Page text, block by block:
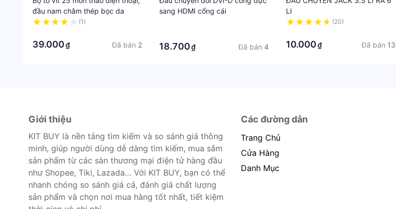
đầu nam châm thép bọc da
(1)
39.000₫ Đã bán 2
sang HDMI cổng cái
18.700₫ Đã bán 4
LI
(20)
10.000₫ Đã bán 13
Giới thiệu
KIT BUY là nền tảng tìm kiếm và so sánh giá thông
minh, giúp người dùng dễ dàng tìm kiếm, mua sắm
sản phẩm từ các sàn thương mại điện tử hàng đầu
như Shopee, Tiki, Lazada… Với KIT BUY, bạn có thể
nhanh chóng so sánh giá cả, đánh giá chất lượng
sản phẩm và chọn nơi mua hàng tốt nhất, tiết kiệm
Các đường dẫn
Trang Chủ
Cửa Hàng
Danh Mục